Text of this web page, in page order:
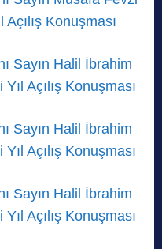
Konuşması
Sayın Halil İbrahim
Açılış Konuşması
Sayın Halil İbrahim
Açılış Konuşması
Sayın Halil İbrahim
Açılış Konuşması